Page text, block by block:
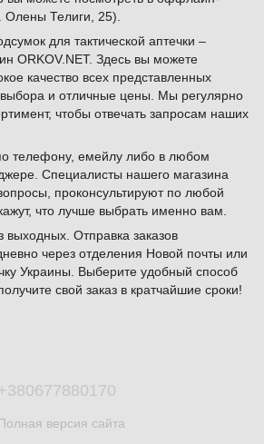
Олены Телиги, 25).
для тактической аптечки –
ORKOV.NET. Здесь вы можете
качество всех представленных
выбора и отличные цены. Мы регулярно
чтобы отвечать запросам наших
телефону, емейлу либо в любом
Специалисты нашего магазина
проконсультируют по любой
что лучше выбрать именно вам.
выходных. Отправка заказов
через отделения Новой почты или
Украины. Выберите удобный способ
свой заказ в кратчайшие сроки!
версия сайта